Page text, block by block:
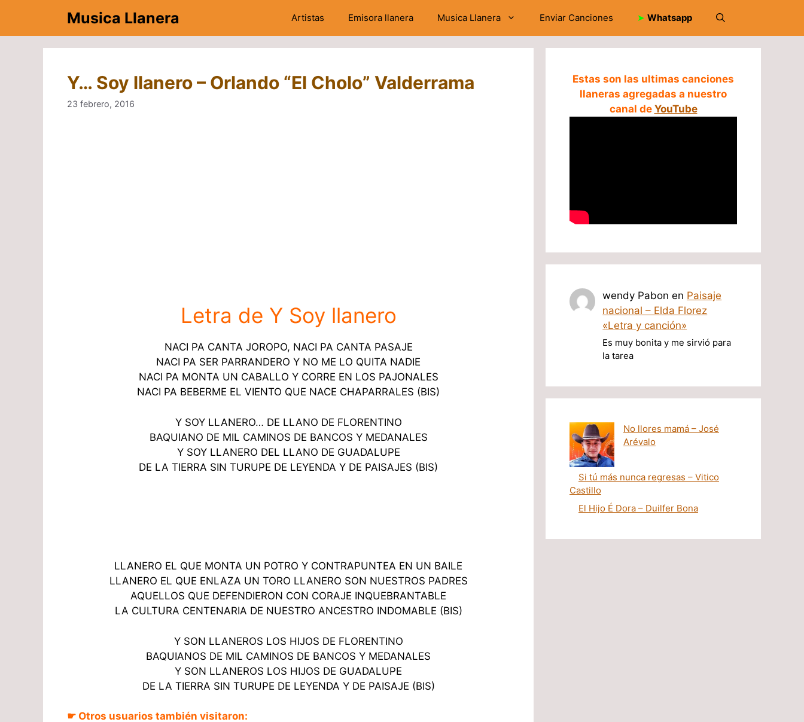
contenido
Musica Llanera Artistas Emisora llanera Musica Llanera Enviar Canciones ➤ Whatsapp
Y… Soy llanero – Orlando “El Cholo” Valderrama
23 febrero, 2016
Letra de Y Soy llanero
NACI PA CANTA JOROPO, NACI PA CANTA PASAJE
NACI PA SER PARRANDERO Y NO ME LO QUITA NADIE
NACI PA MONTA UN CABALLO Y CORRE EN LOS PAJONALES
NACI PA BEBERME EL VIENTO QUE NACE CHAPARRALES (BIS)
Y SOY LLANERO… DE LLANO DE FLORENTINO
BAQUIANO DE MIL CAMINOS DE BANCOS Y MEDANALES
Y SOY LLANERO DEL LLANO DE GUADALUPE
DE LA TIERRA SIN TURUPE DE LEYENDA Y DE PAISAJES (BIS)
LLANERO EL QUE MONTA UN POTRO Y CONTRAPUNTEA EN UN BAILE
LLANERO EL QUE ENLAZA UN TORO LLANERO SON NUESTROS PADRES
AQUELLOS QUE DEFENDIERON CON CORAJE INQUEBRANTABLE
LA CULTURA CENTENARIA DE NUESTRO ANCESTRO INDOMABLE (BIS)
Y SON LLANEROS LOS HIJOS DE FLORENTINO
BAQUIANOS DE MIL CAMINOS DE BANCOS Y MEDANALES
Y SON LLANEROS LOS HIJOS DE GUADALUPE
DE LA TIERRA SIN TURUPE DE LEYENDA Y DE PAISAJE (BIS)
☛ Otros usuarios también visitaron:
Estas son las ultimas canciones
llaneras agregadas a nuestro
canal de YouTube
wendy Pabon en Paisaje
nacional – Elda Florez
«Letra y canción»
Es muy bonita y me sirvió para
la tarea
No llores mamá – José
Arévalo
Si tú más nunca regresas – Vitico
Castillo
El Hijo É Dora – Duilfer Bona